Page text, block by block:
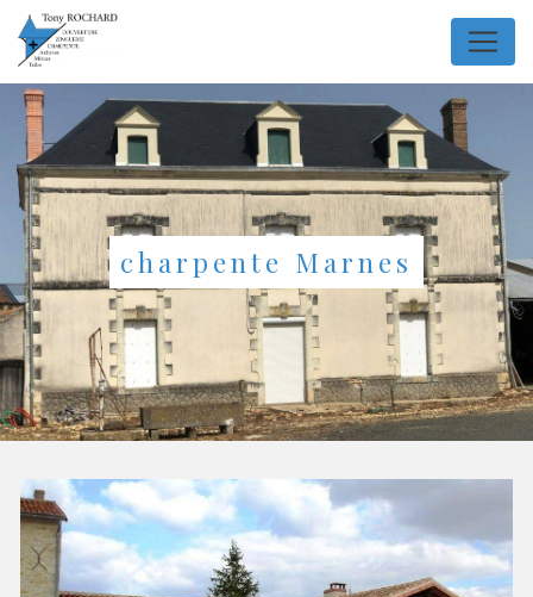
Panneau de gestion des cookies
charpente Marnes